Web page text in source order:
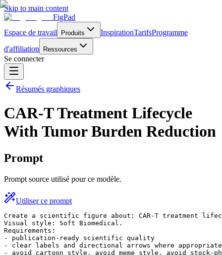
Skip to main content
FigPad
Espace de travail
Produits InspirationTarifsProgramme
d'affiliation
Ressources
Se connecter
Résumés graphiques
CAR-T Treatment Lifecycle
With Tumor Burden Reduction
Prompt
Prompt source utilisé pour ce modèle.
Utiliser ce prompt
Create a scientific figure about: CAR-T treatment
Visual style: Soft Biomedical.
Requirements:
- publication-ready scientific quality
- clear labels and directional arrows where appropriate
- avoid cartoon style, avoid meme style, avoid stock-